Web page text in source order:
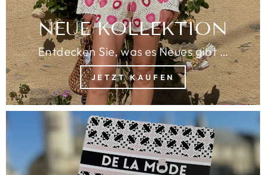
NEUE KOLLEKTION
Entdecken Sie, was es Neues gibt …
JETZT KAUFEN